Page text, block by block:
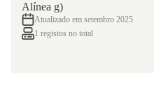
Alínea g)
Atualizado em setembro 2025
1 registos no total